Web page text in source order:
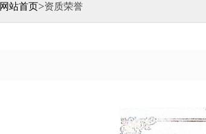
网站首页>资质荣誉